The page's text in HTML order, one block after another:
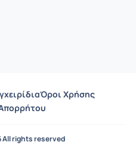
Όροι Χρήσης
rights reserved